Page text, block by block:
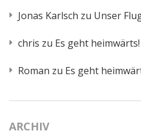
Jonas Karlsch zu Unser
chris zu Es geht heimwärts!
Roman zu Es geht
ARCHIV